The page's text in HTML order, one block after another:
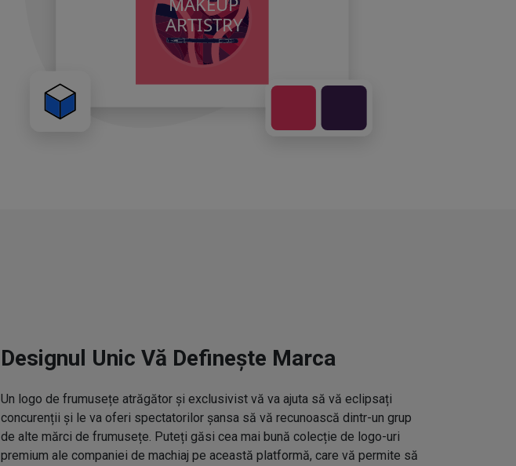
Designul Unic Vă Definește Marca
Un logo de frumusețe atrăgător și exclusivist vă va ajuta să vă eclipsați
concurenții și le va oferi spectatorilor șansa să vă recunoască dintr-un grup
de alte mărci de frumusețe. Puteți găsi cea mai bună colecție de logo-uri
premium ale companiei de machiaj pe această platformă, care vă permite să